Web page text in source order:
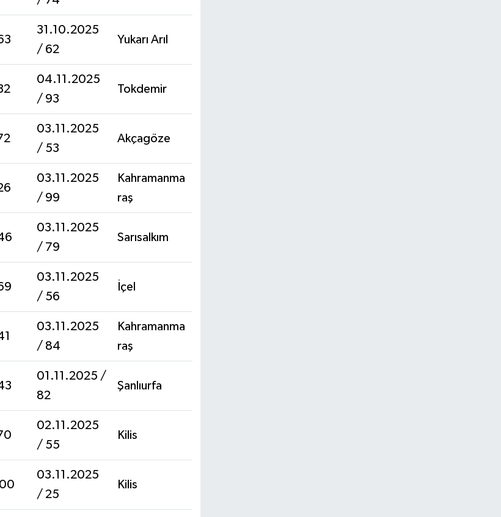
31.10.2025
/ 62
Yukarı Arıl
04.11.2025
/ 93
Tokdemir
03.11.2025
/ 53
Akçagöze
03.11.2025
/ 99
Kahramanma
raş
03.11.2025
/ 79
Sarısalkım
03.11.2025
/ 56
İçel
03.11.2025
/ 84
Kahramanma
raş
01.11.2025 /
82
Şanlıurfa
02.11.2025
/ 55
Kilis
03.11.2025
/ 25
Kilis